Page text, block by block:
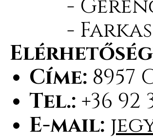
-
-
Címe: 8957
Tel.: +36 92
E-mail: